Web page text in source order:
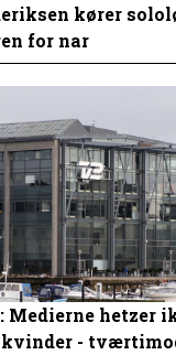
kører
for nar
Medierne hetzer
-